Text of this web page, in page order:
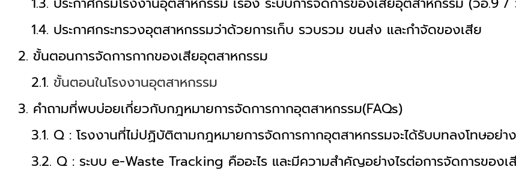
ประกาศกระทรวงอุตสาหกรรมว่าด้วยการเก็บ รวบรวม ขนส่ง และกำจัดของเสีย
ขั้นตอนการจัดการกากของเสียอุตสาหกรรม
ขั้นตอนในโรงงานอุตสาหกรรม
คำถามที่พบบ่อยเกี่ยวกับกฎหมายการจัดการกากอุตสาหกรรม(FAQs)
Q : โรงงานที่ไม่ปฏิบัติตามกฎหมายการจัดการกากอุตสาหกรรมจะได้รับบทลงโทษอย่า
Q : ระบบ e-Waste Tracking คืออะไร และมีความสำคัญอย่างไรต่อการจัดการของ